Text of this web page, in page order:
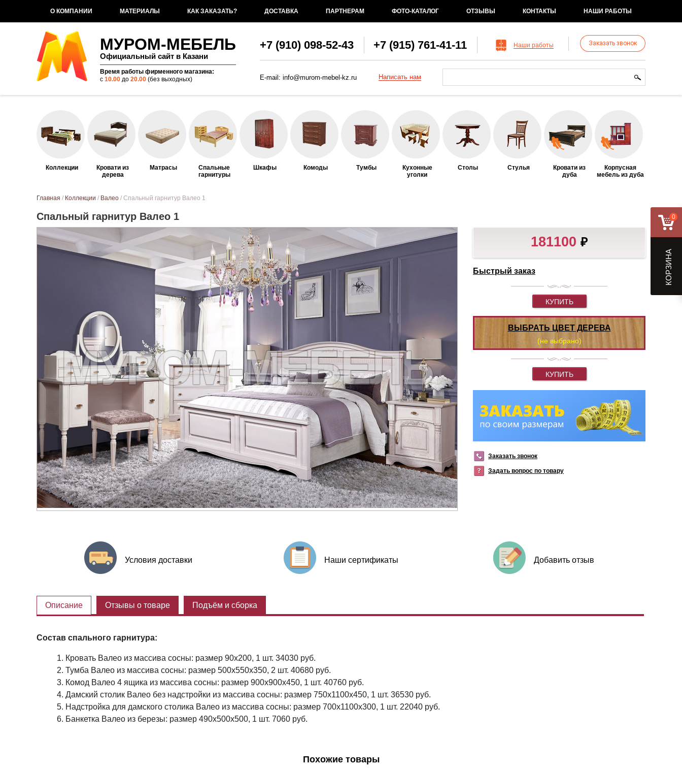
О КОМПАНИИ МАТЕРИАЛЫ КАК ЗАКАЗАТЬ? ДОСТАВКА ПАРТНЕРАМ ФОТО-КАТАЛОГ ОТЗЫВЫ КОНТАКТЫ НАШИ РАБОТЫ
МУРОМ-МЕБЕЛЬ
Официальный сайт в Казани
Время работы фирменного магазина:
с 10.00 до 20.00 (без выходных)
+7 (910) 098-52-43 +7 (915) 761-41-11 Наши работы Заказать звонок
E-mail: info@murom-mebel-kz.ru Написать нам
Коллекции
Кровати из
дерева
Матрасы
Спальные
гарнитуры
Шкафы Комоды Тумбы
Кухонные
уголки
Столы Стулья
Кровати из
дуба
Корпусная
мебель из дуба
Вы здесь
Главная / Коллекции / Валео / Спальный гарнитур Валео 1
Спальный гарнитур Валео 1
181100 ₽
Быстрый заказ
КУПИТЬ
ВЫБРАТЬ ЦВЕТ ДЕРЕВА
(не выбрано)
КУПИТЬ
Заказать звонок
Задать вопрос по товару
Условия доставки Наши сертификаты Добавить отзыв
Описание Отзывы о товаре Подъём и сборка
Состав спального гарнитура:
Кровать Валео из массива сосны: размер 90x200, 1 шт. 34030 руб.
Тумба Валео из массива сосны: размер 500x550x350, 2 шт. 40680 руб.
Комод Валео 4 ящика из массива сосны: размер 900x900x450, 1 шт. 40760 руб.
Дамский столик Валео без надстройки из массива сосны: размер 750x1100x450, 1 шт. 36530 руб.
Надстройка для дамского столика Валео из массива сосны: размер 700x1100x300, 1 шт. 22040 руб.
Банкетка Валео из березы: размер 490x500x500, 1 шт. 7060 руб.
Похожие товары
0
КОРЗИНА